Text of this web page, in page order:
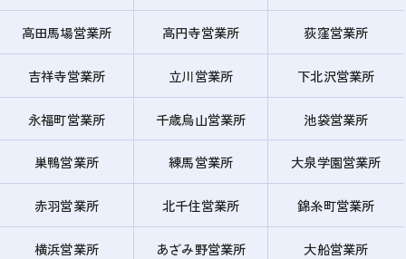
高田馬場営業所 高円寺営業所 荻窪営業所
吉祥寺営業所 立川営業所 下北沢営業所
永福町営業所 千歳烏山営業所 池袋営業所
巣鴨営業所 練馬営業所 大泉学園営業所
赤羽営業所 北千住営業所 錦糸町営業所
横浜営業所 あざみ野営業所 大船営業所